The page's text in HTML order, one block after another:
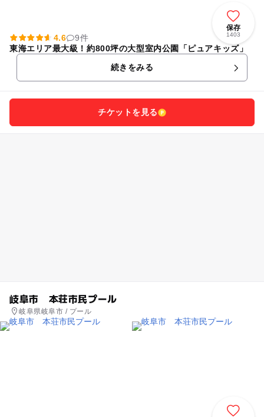
保存
1403
4.6
9件
東海エリア最大級！約800坪の大型室内公園「ピュアキッズ」
続きをみる
チケットを見る
岐阜市 本荘市民プール
岐阜県岐阜市 / プール